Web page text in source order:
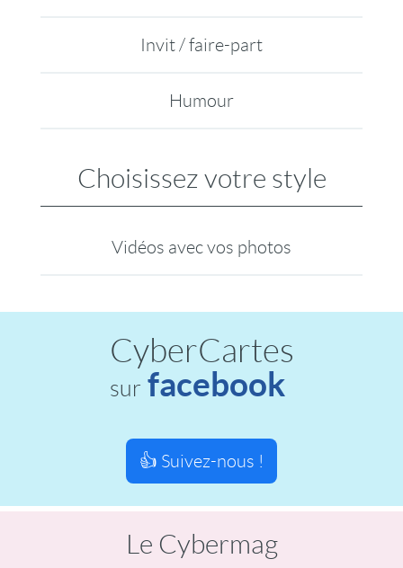
Invit / faire-part
Humour
Choisissez votre style
Vidéos avec vos photos
CyberCartes
sur facebook
👍 Suivez-nous !
Le Cybermag